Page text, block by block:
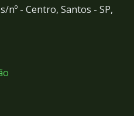
nº - Centro, Santos - SP,